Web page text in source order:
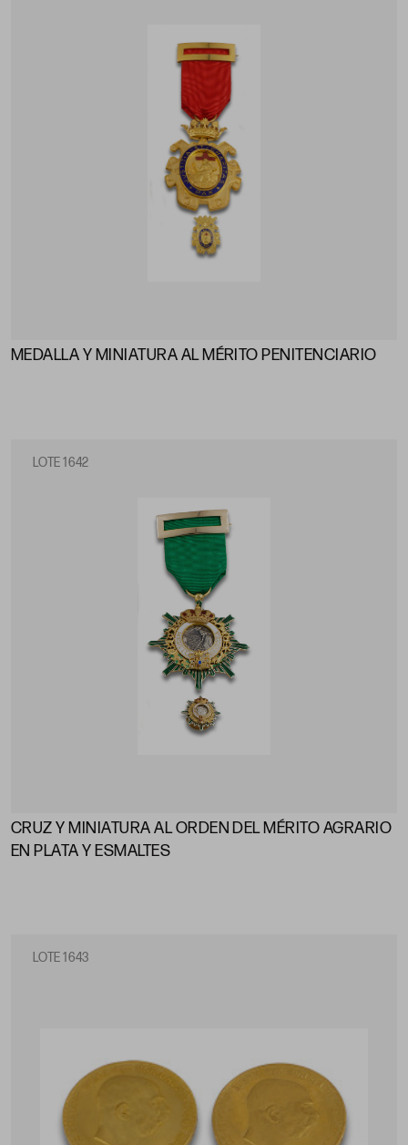
MEDALLA Y MINIATURA AL MÉRITO PENITENCIARIO
LOTE 1642
CRUZ Y MINIATURA AL ORDEN DEL MÉRITO AGRARIO
EN PLATA Y ESMALTES
LOTE 1643